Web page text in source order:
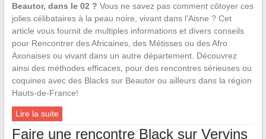
Beautor, dans le 02 ? Vous ne savez pas comment côtoyer ces
jolies célibataires à la peau noire, vivant dans l’Aisne ? Cet
article vous fournit de multiples informations et divers conseils
pour Rencontrer des Africaines, des Métisses ou des Afro
Axonaises ou vivant dans un autre département. Découvrez
ainsi des méthodes efficaces, pour des rencontres sérieuses ou
coquines avec des Blacks sur Beautor ou ailleurs dans la région
Hauts-de-France!
Lire la suite
Faire une rencontre Black sur Vervins